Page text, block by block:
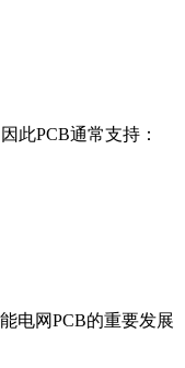
此PCB通常支持：
电网PCB的重要发展